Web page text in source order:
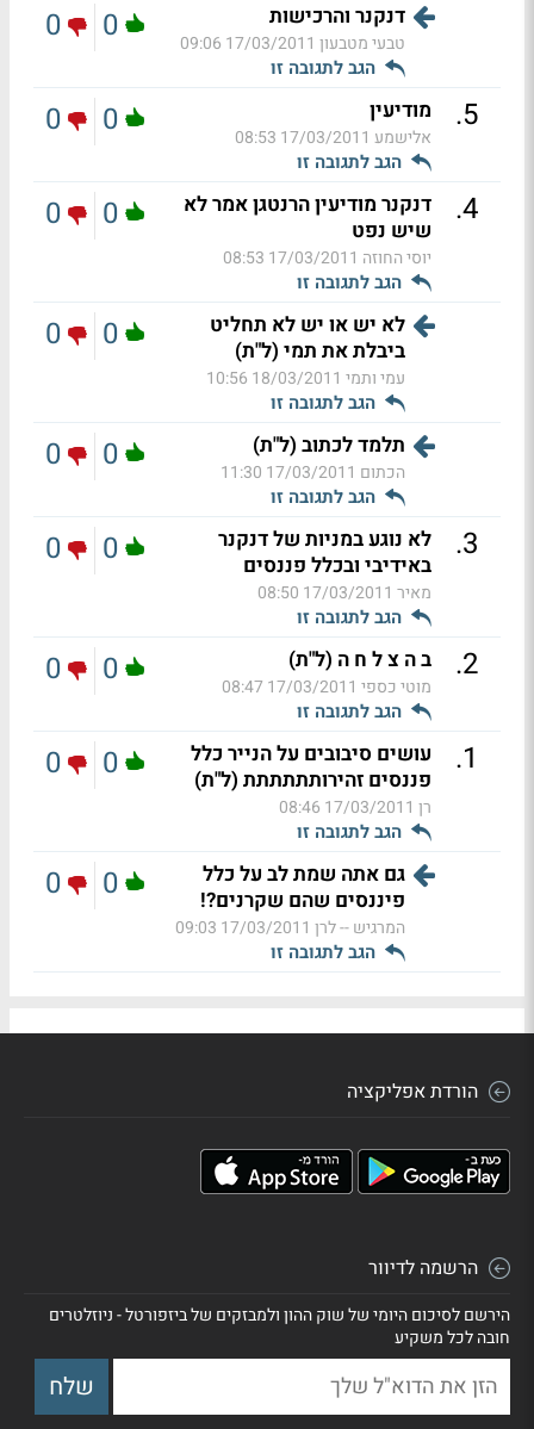
דנקנר והרכישות
טבעי מטבעון 17/03/2011 09:06
הגב לתגובה זו
0
0
5
. מודיעין
אלישמע 17/03/2011 08:53
הגב לתגובה זו
0
0
4
.
דנקנר מודיעין הרנטגן אמר לא
שיש נפט
יוסי החוזה 17/03/2011 08:53
הגב לתגובה זו
0
0
לא יש או יש לא תחליט
ביבלת את תמי (ל"ת)
עמי ותמי 18/03/2011 10:56
הגב לתגובה זו
0
0
תלמד לכתוב (ל"ת)
הכתום 17/03/2011 11:30
הגב לתגובה זו
0
0
3
.
לא נוגע במניות של דנקנר
באידיבי ובכלל פננסים
מאיר 17/03/2011 08:50
הגב לתגובה זו
0
0
2
. ב ה צ ל ח ה (ל"ת)
מוטי כספי 17/03/2011 08:47
הגב לתגובה זו
0
0
1
.
עושים סיבובים על הנייר כלל
פננסים זהירותתתתתת (ל"ת)
רן 17/03/2011 08:46
הגב לתגובה זו
0
0
גם אתה שמת לב על כלל
פיננסים שהם שקרנים?!
המרגיש -- לרן 17/03/2011 09:03
הגב לתגובה זו
0
0
הורדת אפליקציה
הרשמה לדיוור
הירשם לסיכום היומי של שוק ההון ולמבזקים של ביזפורטל - ניוזלטרים
חובה לכל משקיע